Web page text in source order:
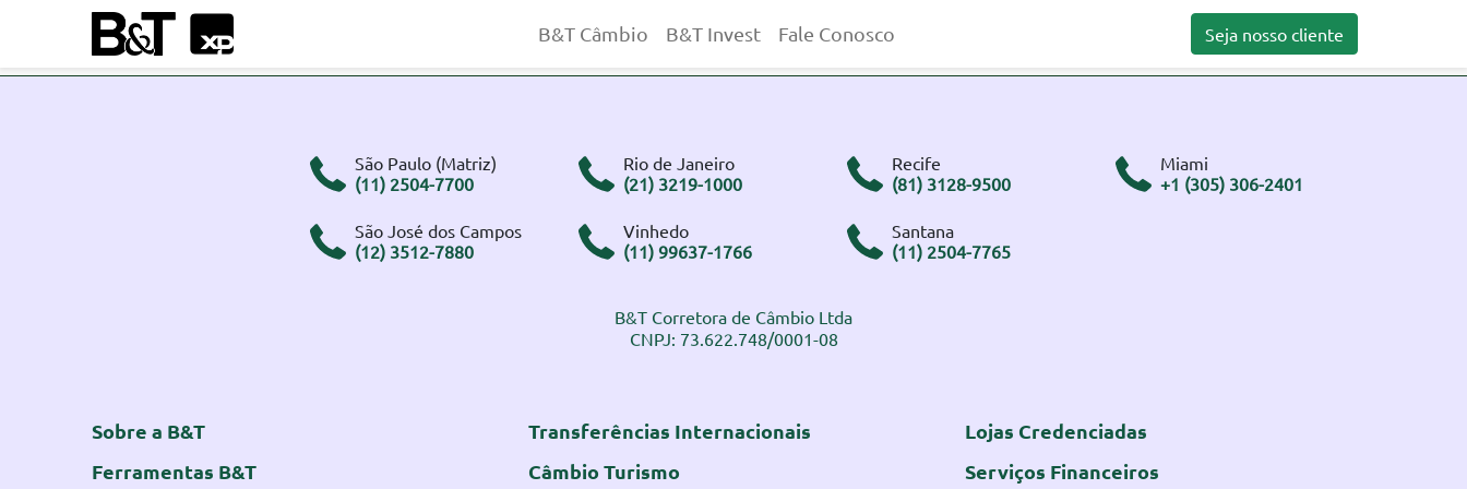
B&T Câmbio B&T Invest Fale Conosco Seja nosso cliente
São Paulo (Matriz)
(11) 2504-7700
Rio de Janeiro
(21) 3219-1000
Recife
(81) 3128-9500
Miami
+1 (305) 306-2401
São José dos Campos
(12) 3512-7880
Vinhedo
(11) 99637-1766
Santana
(11) 2504-7765
B&T Corretora de Câmbio Ltda
CNPJ: 73.622.748/0001-08
Sobre a B&T
Ferramentas B&T
Transferências Internacionais
Câmbio Turismo
Lojas Credenciadas
Serviços Financeiros